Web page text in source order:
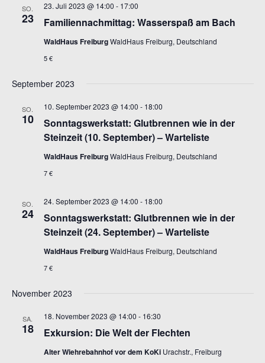
SO.
23 Familiennachmittag: Wasserspaß am Bach
23. Juli 2023 @ 14:00 - 17:00
WaldHaus FreiburgWaldHaus Freiburg, Deutschland
5 €
September 2023
SO.
10
Sonntagswerkstatt: Glutbrennen wie in der
Steinzeit (10. September) – Warteliste
10. September 2023 @ 14:00 - 18:00
WaldHaus FreiburgWaldHaus Freiburg, Deutschland
7 €
SO.
24
Sonntagswerkstatt: Glutbrennen wie in der
Steinzeit (24. September) – Warteliste
24. September 2023 @ 14:00 - 18:00
WaldHaus FreiburgWaldHaus Freiburg, Deutschland
7 €
November 2023
SA.
18 Exkursion: Die Welt der Flechten
18. November 2023 @ 14:00 - 16:30
Alter Wiehrebahnhof vor dem KoKi Urachstr., Freiburg